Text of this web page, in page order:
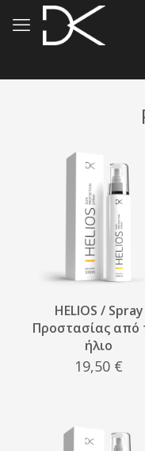
HELIOS / Spray
Προστασίας από
ήλιο
19,50 €